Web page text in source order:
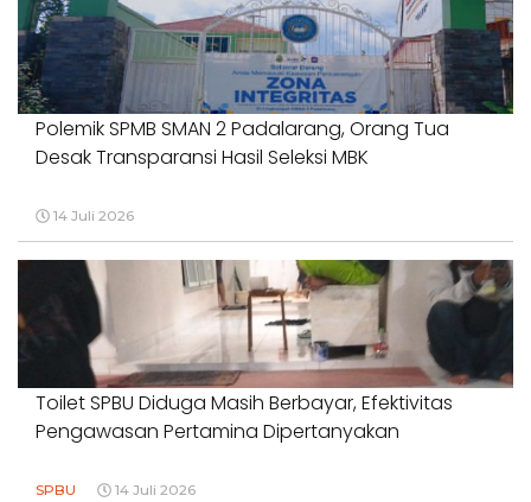
Polemik SPMB SMAN 2 Padalarang, Orang Tua
Desak Transparansi Hasil Seleksi MBK
14 Juli 2026
Toilet SPBU Diduga Masih Berbayar, Efektivitas
Pengawasan Pertamina Dipertanyakan
SPBU 14 Juli 2026